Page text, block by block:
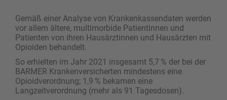
Gemäß einer Analyse von Krankenkassendaten werden
vor allem ältere, multimorbide Patientinnen und
Patienten von ihren Hausärztinnen und Hausärzten mit
Opioiden behandelt.
So erhielten im Jahr 2021 insgesamt 5,7 % der bei der
BARMER Krankenversicherten mindestens eine
Opioidverordnung; 1,9 % bekamen eine
Langzeitverordnung (mehr als 91 Tagesdosen).